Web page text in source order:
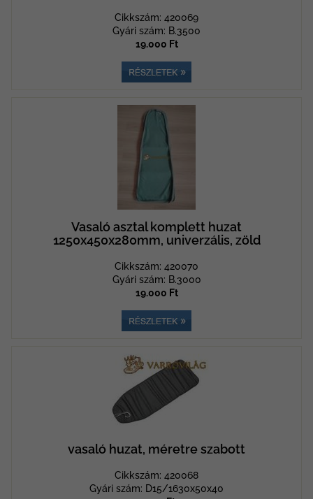
Cikkszám: 420069
Gyári szám: B.3500
19.000 Ft
Vasaló asztal komplett huzat
1250x450x280mm, univerzális, zöld
Cikkszám: 420070
Gyári szám: B.3000
19.000 Ft
vasaló huzat, méretre szabott
Cikkszám: 420068
Gyári szám: D15/1630x50x40